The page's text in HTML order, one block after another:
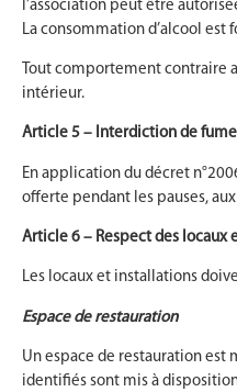
l’association peut être
La consommation d’alcool
Tout comportement contraire
intérieur.
Article 5 – Interdiction de
En application du décret
offerte pendant les pauses,
Article 6 – Respect des locaux
Les locaux et installations
Espace de restauration
Un espace de restauration est
identifiés sont mis à